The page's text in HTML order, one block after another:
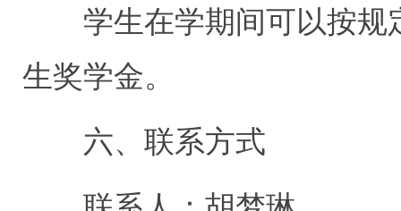
学生在学期间可以按
生奖学金。
六、联系方式